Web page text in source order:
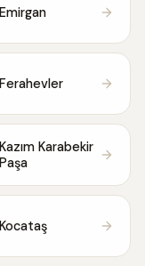
Emirgan
Ferahevler
Kazım Karabekir
Paşa
Kocataş